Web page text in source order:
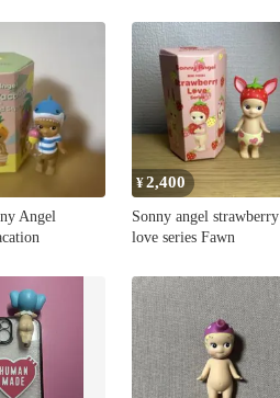
Angel
¥2,400
Sonny angel strawberry
love series Fawn